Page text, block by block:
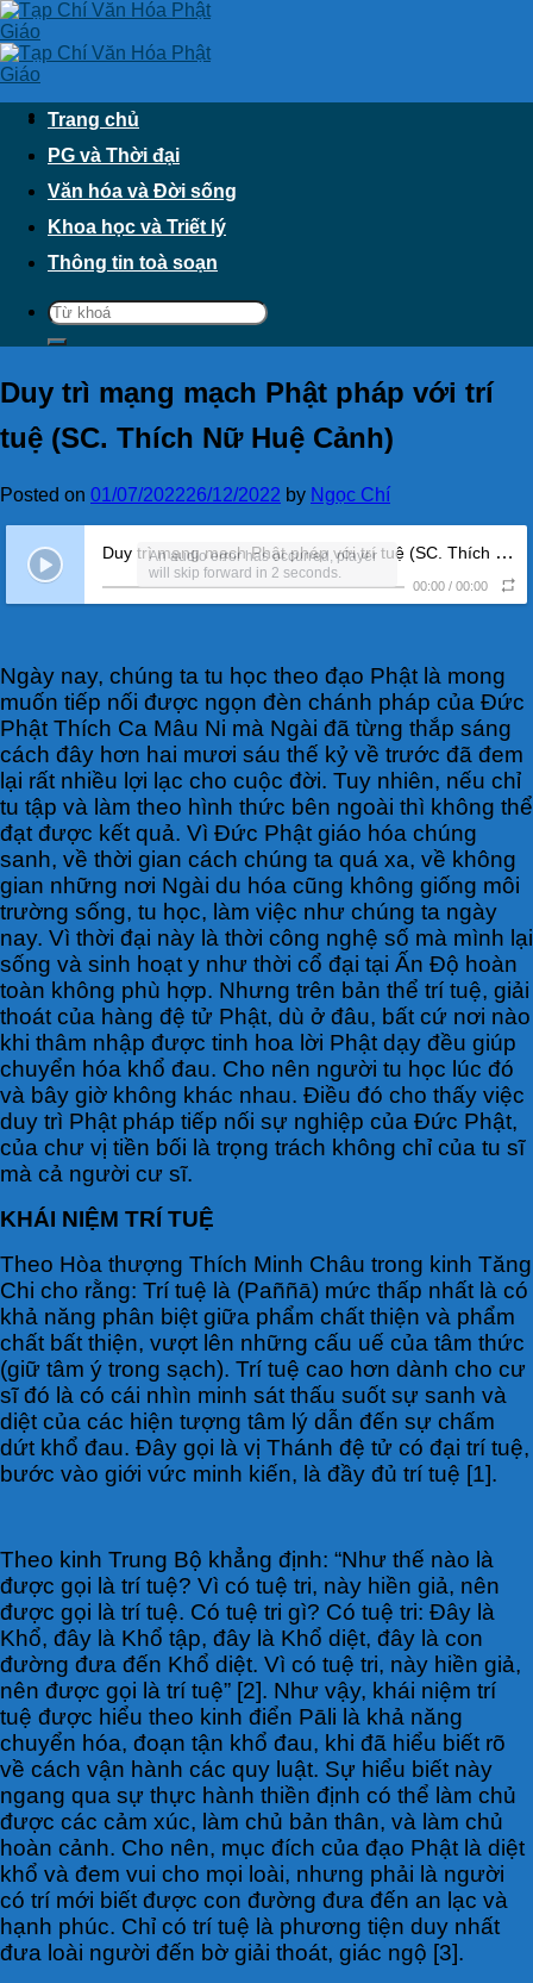
Skip
to
content
Trang chủ
PG và Thời đại
Văn hóa và Đời sống
Khoa học và Triết lý
Thông tin toà soạn
Duy trì mạng mạch Phật pháp với trí
tuệ (SC. Thích Nữ Huệ Cảnh)
Posted on 01/07/202226/12/2022 by Ngọc Chí
Duy trì mạng mạch Phật pháp với trí tuệ (SC. Thích Nữ Huệ Cảnh)
00:00 / 00:00
An audio error has occurred, player
will skip forward in 2 seconds.
Ngày nay, chúng ta tu học theo đạo Phật là mong
muốn tiếp nối được ngọn đèn chánh pháp của Đức
Phật Thích Ca Mâu Ni mà Ngài đã từng thắp sáng
cách đây hơn hai mươi sáu thế kỷ về trước đã đem
lại rất nhiều lợi lạc cho cuộc đời. Tuy nhiên, nếu chỉ
tu tập và làm theo hình thức bên ngoài thì không thể
đạt được kết quả. Vì Đức Phật giáo hóa chúng
sanh, về thời gian cách chúng ta quá xa, về không
gian những nơi Ngài du hóa cũng không giống môi
trường sống, tu học, làm việc như chúng ta ngày
nay. Vì thời đại này là thời công nghệ số mà mình lại
sống và sinh hoạt y như thời cổ đại tại Ấn Độ hoàn
toàn không phù hợp. Nhưng trên bản thể trí tuệ, giải
thoát của hàng đệ tử Phật, dù ở đâu, bất cứ nơi nào
khi thâm nhập được tinh hoa lời Phật dạy đều giúp
chuyển hóa khổ đau. Cho nên người tu học lúc đó
và bây giờ không khác nhau. Điều đó cho thấy việc
duy trì Phật pháp tiếp nối sự nghiệp của Đức Phật,
của chư vị tiền bối là trọng trách không chỉ của tu sĩ
mà cả người cư sĩ.
KHÁI NIỆM TRÍ TUỆ
Theo Hòa thượng Thích Minh Châu trong kinh Tăng
Chi cho rằng: Trí tuệ là (Paññā) mức thấp nhất là có
khả năng phân biệt giữa phẩm chất thiện và phẩm
chất bất thiện, vượt lên những cấu uế của tâm thức
(giữ tâm ý trong sạch). Trí tuệ cao hơn dành cho cư
sĩ đó là có cái nhìn minh sát thấu suốt sự sanh và
diệt của các hiện tượng tâm lý dẫn đến sự chấm
dứt khổ đau. Đây gọi là vị Thánh đệ tử có đại trí tuệ,
bước vào giới vức minh kiến, là đầy đủ trí tuệ [1].
Theo kinh Trung Bộ khẳng định: “Như thế nào là
được gọi là trí tuệ? Vì có tuệ tri, này hiền giả, nên
được gọi là trí tuệ. Có tuệ tri gì? Có tuệ tri: Đây là
Khổ, đây là Khổ tập, đây là Khổ diệt, đây là con
đường đưa đến Khổ diệt. Vì có tuệ tri, này hiền giả,
nên được gọi là trí tuệ” [2]. Như vậy, khái niệm trí
tuệ được hiểu theo kinh điển Pāli là khả năng
chuyển hóa, đoạn tận khổ đau, khi đã hiểu biết rõ
về cách vận hành các quy luật. Sự hiểu biết này
ngang qua sự thực hành thiền định có thể làm chủ
được các cảm xúc, làm chủ bản thân, và làm chủ
hoàn cảnh. Cho nên, mục đích của đạo Phật là diệt
khổ và đem vui cho mọi loài, nhưng phải là người
có trí mới biết được con đường đưa đến an lạc và
hạnh phúc. Chỉ có trí tuệ là phương tiện duy nhất
đưa loài người đến bờ giải thoát, giác ngộ [3].